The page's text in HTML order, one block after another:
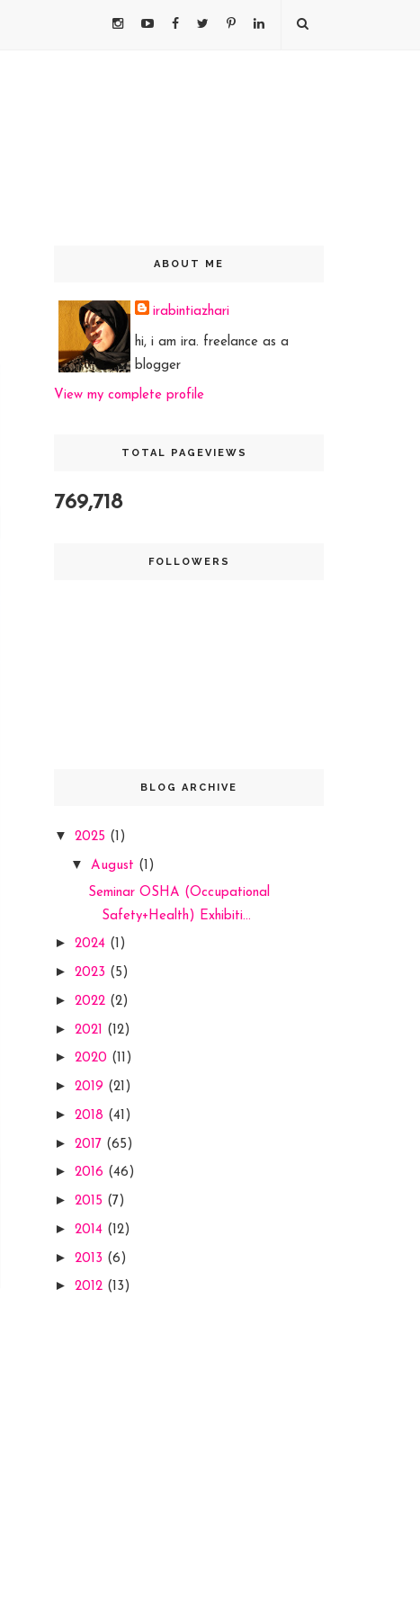
ABOUT ME
irabintiazhari
hi, i am ira. freelance as a
blogger
View my complete profile
TOTAL PAGEVIEWS
769,718
FOLLOWERS
BLOG ARCHIVE
▼ 2025 (1)
▼ August (1)
Seminar OSHA (Occupational
Safety+Health) Exhibiti...
► 2024 (1)
► 2023 (5)
► 2022 (2)
► 2021 (12)
► 2020 (11)
► 2019 (21)
► 2018 (41)
► 2017 (65)
► 2016 (46)
► 2015 (7)
► 2014 (12)
► 2013 (6)
► 2012 (13)